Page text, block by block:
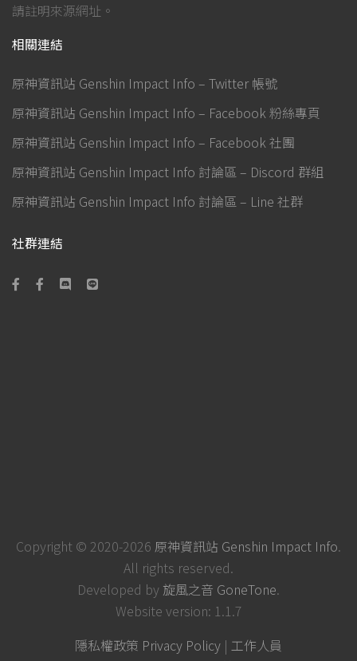
請註明來源網址。
相關連結
原神資訊站 Genshin Impact Info – Twitter 帳號
原神資訊站 Genshin Impact Info – Facebook 粉絲專頁
原神資訊站 Genshin Impact Info – Facebook 社團
原神資訊站 Genshin Impact Info 討論區 – Discord 群組
原神資訊站 Genshin Impact Info 討論區 – Line 社群
社群連結
Copyright © 2020-2026 原神資訊站 Genshin Impact Info.
All rights reserved.
Developed by 旋風之音 GoneTone.
Website version: 1.1.7
隱私權政策 Privacy Policy | 工作人員